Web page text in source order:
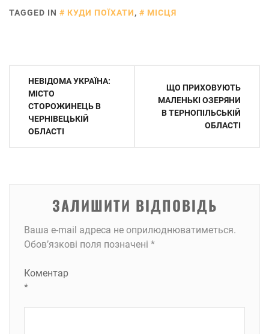
TAGGED IN
КУДИ ПОЇХАТИ, МІСЦЯ
Навігація
записів
НЕВІДОМА УКРАЇНА:
МІСТО
СТОРОЖИНЕЦЬ В
ЧЕРНІВЕЦЬКІЙ
ОБЛАСТІ
ЩО ПРИХОВУЮТЬ
МАЛЕНЬКІ ОЗЕРЯНИ
В ТЕРНОПІЛЬСЬКІЙ
ОБЛАСТІ
ЗАЛИШИТИ ВІДПОВІДЬ
Ваша e-mail адреса не оприлюднюватиметься.
Обов’язкові поля позначені *
Коментар
*